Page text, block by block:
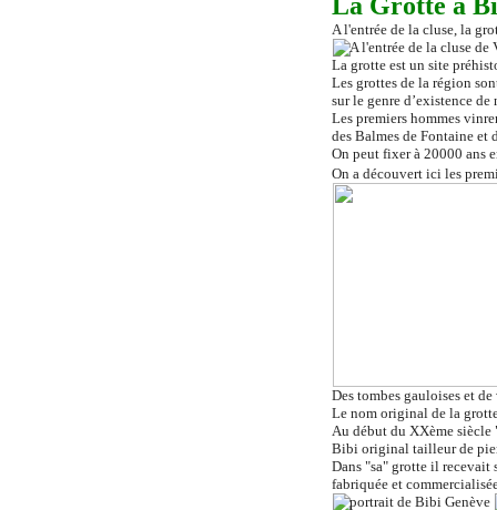
A l'entrée de la cluse, la
La grotte est un site
Les grottes de la région
sur le genre d’existence
Les premiers hommes
des Balmes de Fontaine et
On peut fixer à 20000 ans
On a découvert ici les
Des tombes gauloises et
Le nom original de la
Au début du XXème
Bibi original tailleur de
Dans "sa" grotte il
fabriquée et